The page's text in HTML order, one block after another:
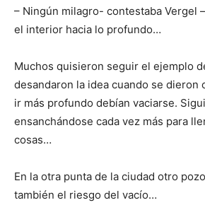
– Ningún milagro- contestaba Vergel
el interior hacia lo profundo…
Muchos quisieron seguir el ejemplo
desandaron la idea cuando se dieron
ir más profundo debían vaciarse.
ensanchándose cada vez más para
cosas…
En la otra punta de la ciudad otro
también el riesgo del vacío…